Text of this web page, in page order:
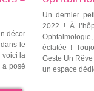
décor
le
voici la
a posé
Un dernier
2022 ! À
éclatée !
Geste Un
un espace